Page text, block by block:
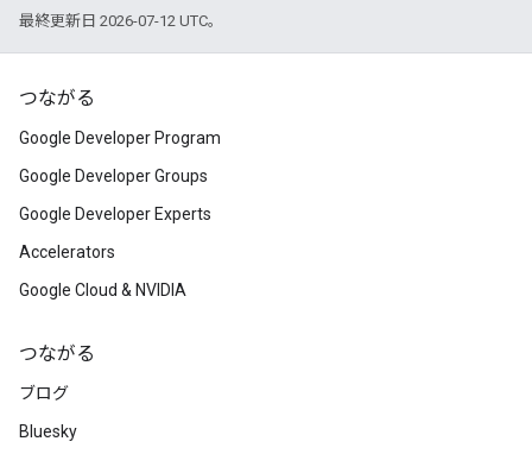
最終更新日 2026-07-12 UTC。
つながる
Google Developer Program
Google Developer Groups
Google Developer Experts
Accelerators
Google Cloud & NVIDIA
つながる
ブログ
Bluesky